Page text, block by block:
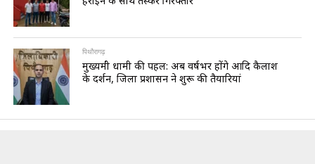
पिथौरागढ़
मुख्यमंत्री धामी की पहल: अब वर्षभर होंगे आदि कैलाश
के दर्शन, जिला प्रशासन ने शुरू की तैयारियां